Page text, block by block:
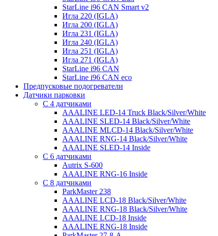
StarLine i96 CAN Smart v2
Игла 220 (IGLA)
Игла 200 (IGLA)
Игла 231 (IGLA)
Игла 240 (IGLA)
Игла 251 (IGLA)
Игла 271 (IGLA)
StarLine i96 CAN
StarLine i96 CAN eco
Предпусковые подогреватели
Датчики парковки
С 4 датчиками
AAALINE LED-14 Truck Black/Silver/White
AAALINE SLED-14 Black/Silver/White
AAALINE MLCD-14 Black/Silver/White
AAALINE RNG-14 Black/Silver/White
AAALINE SLED-14 Inside
С 6 датчиками
Autrix S-600
AAALINE RNG-16 Inside
С 8 датчиками
ParkMaster 238
AAALINE LCD-18 Black/Silver/White
AAALINE RNG-18 Black/Silver/White
AAALINE LCD-18 Inside
AAALINE RNG-18 Inside